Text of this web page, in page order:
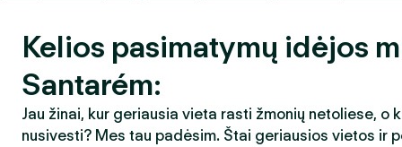
Kelios pasimatymų idėjos
Santarém:
Jau žinai, kur geriausia vieta rasti žmonių netoliese, o
nusivesti? Mes tau padėsim. Štai geriausios vietos ir